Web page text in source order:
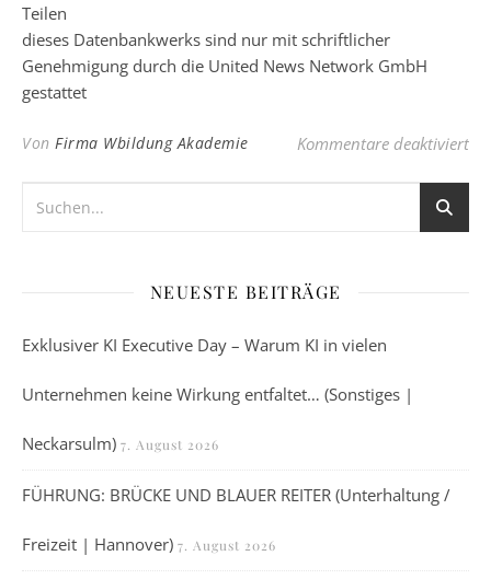
Teilen
dieses Datenbankwerks sind nur mit schriftlicher
Genehmigung durch die United News Network GmbH
gestattet
Von Firma Wbildung Akademie Kommentare deaktiviertfür
NEUESTE BEITRÄGE
Exklusiver KI Executive Day – Warum KI in vielen
Unternehmen keine Wirkung entfaltet… (Sonstiges |
Neckarsulm) 7. August 2026
FÜHRUNG: BRÜCKE UND BLAUER REITER (Unterhaltung /
Freizeit | Hannover) 7. August 2026